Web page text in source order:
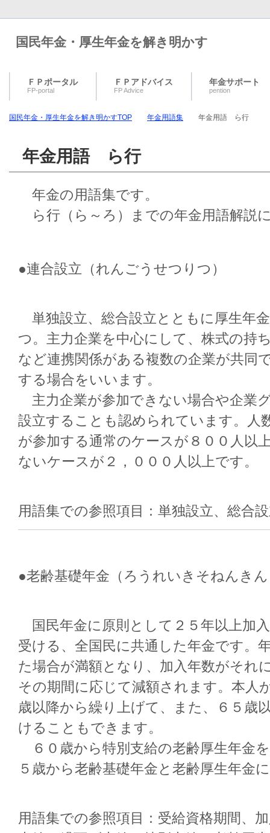
国民年金・厚生年金を解き明かすTOP 年金用語集 年金用語 ら行
年金用語 ら行
年金の用語集です。
ら行（ら～ろ）までの年金用語解説
●連合設立（れんごうせつりつ）
単独設立、総合設立とともに厚生年
つ。主力企業を中心にして、株式の持
など連携関係がある複数の企業が共同
する場合をいいます。
主力企業が参加できない場合や企業
設立することも認められています。人
が参加する通常のケースが８００人以
ないケースが２，０００人以上です。
用語集での参照項目：単独設立、総合
●老齢基礎年金（ろうれいきそねんき
国民年金に原則として２５年以上加
受ける、全国民に共通した年金です。
た場合が満額となり、加入年数がそれ
その期間に応じて減額されます。本人
歳以降から繰り上げて、また、６５歳
けることもできます。
６０歳から特別支給の老齢厚生年金
５歳から老齢基礎年金と老齢厚生年金
用語集での参照項目：受給資格期間、
国民年金・厚生年金を解き明かす
ＦＰポータル
FP-portal
ＦＰアドバイス
FP Advice
年金サポート
pention